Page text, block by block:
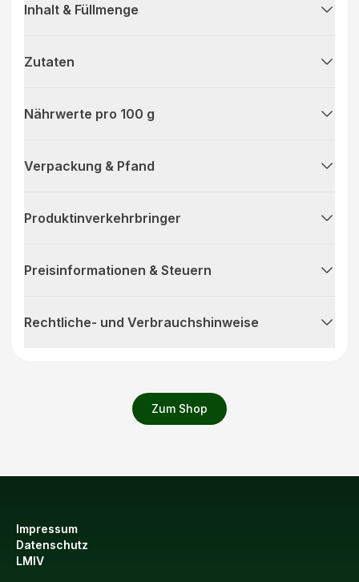
Zum Shop
Inhalt & Füllmenge
Zutaten
Nährwerte pro 100 g
Verpackung & Pfand
Produktinverkehrbringer
Preisinformationen & Steuern
Rechtliche- und Verbrauchshinweise
Impressum
Datenschutz
LMIV